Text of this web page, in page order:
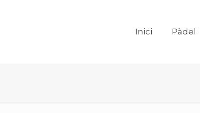
Inici Pàdel